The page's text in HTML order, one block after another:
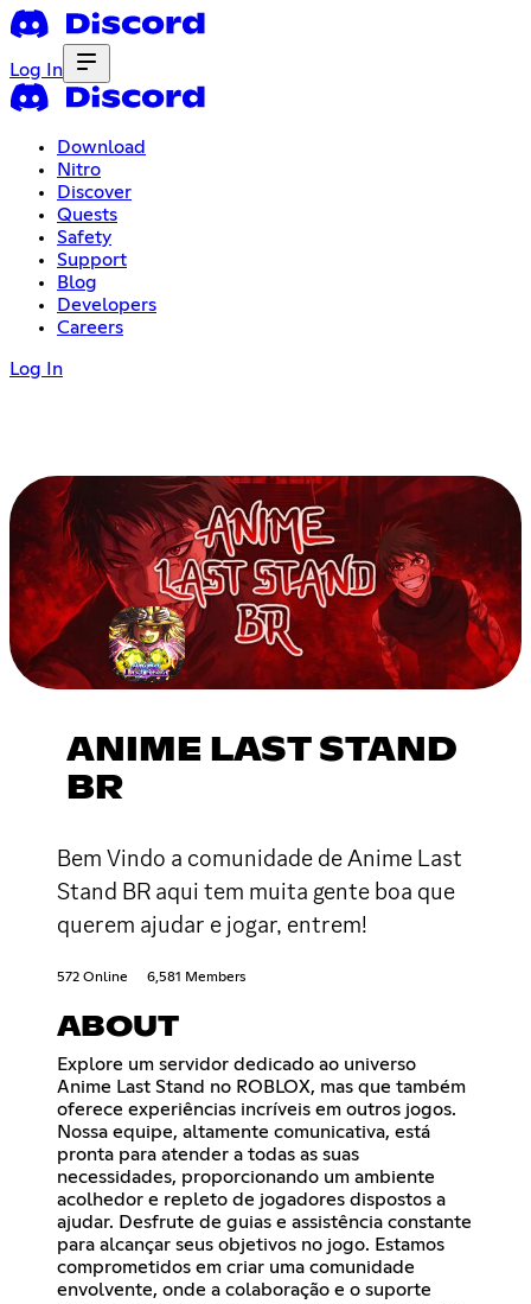
Log In
Download
Nitro
Discover
Quests
Safety
Support
Blog
Developers
Careers
Log In
ANIME LAST STAND
BR
Bem Vindo a comunidade de Anime Last
Stand BR aqui tem muita gente boa que
querem ajudar e jogar, entrem!
572 Online 6,581 Members
ABOUT
Explore um servidor dedicado ao universo
Anime Last Stand no ROBLOX, mas que também
oferece experiências incríveis em outros jogos.
Nossa equipe, altamente comunicativa, está
pronta para atender a todas as suas
necessidades, proporcionando um ambiente
acolhedor e repleto de jogadores dispostos a
ajudar. Desfrute de guias e assistência constante
para alcançar seus objetivos no jogo. Estamos
comprometidos em criar uma comunidade
envolvente, onde a colaboração e o suporte